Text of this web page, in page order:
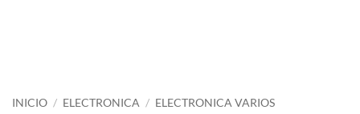
INICIO / ELECTRONICA / ELECTRONICA VARIOS